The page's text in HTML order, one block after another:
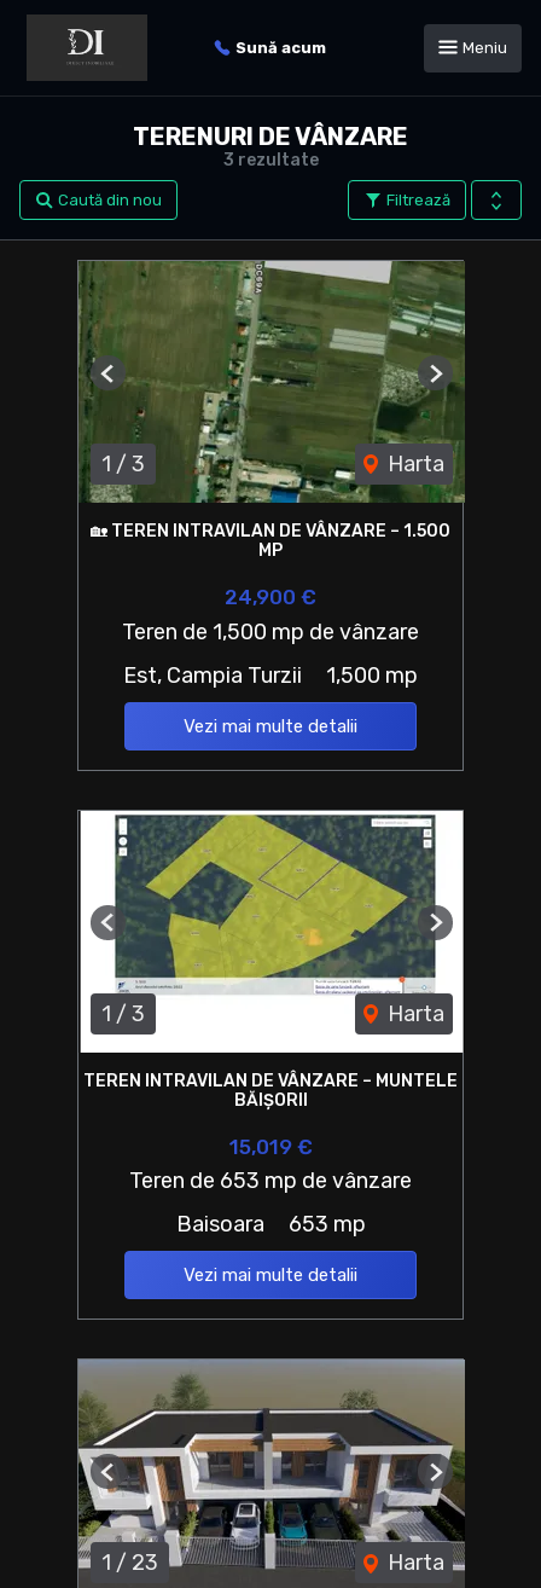
Sună acum Meniu
3 rezultate
TERENURI DE VÂNZARE
Filtrează
Caută din nou
1 / 3 Harta
Previous Next
🏡 TEREN INTRAVILAN DE VÂNZARE – 1.500
MP
24,900 €
Teren de 1,500 mp de vânzare
Est, Campia Turzii
1,500 mp
Vezi mai multe detalii
1 / 3 Harta
Previous Next
TEREN INTRAVILAN DE VÂNZARE – MUNTELE
BĂIȘORII
15,019 €
Teren de 653 mp de vânzare
Baisoara
653 mp
Vezi mai multe detalii
1 / 23 Harta
Previous Next